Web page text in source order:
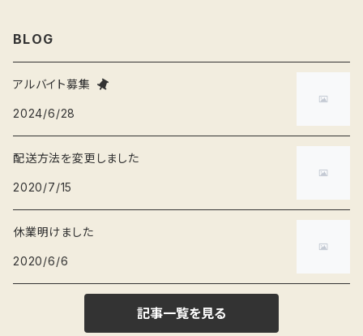
爪楊枝入れ
ブタ
端午の節句
BLOG
アルバイト募集
2024/6/28
配送方法を変更しました
2020/7/15
休業明けました
2020/6/6
記事一覧を見る